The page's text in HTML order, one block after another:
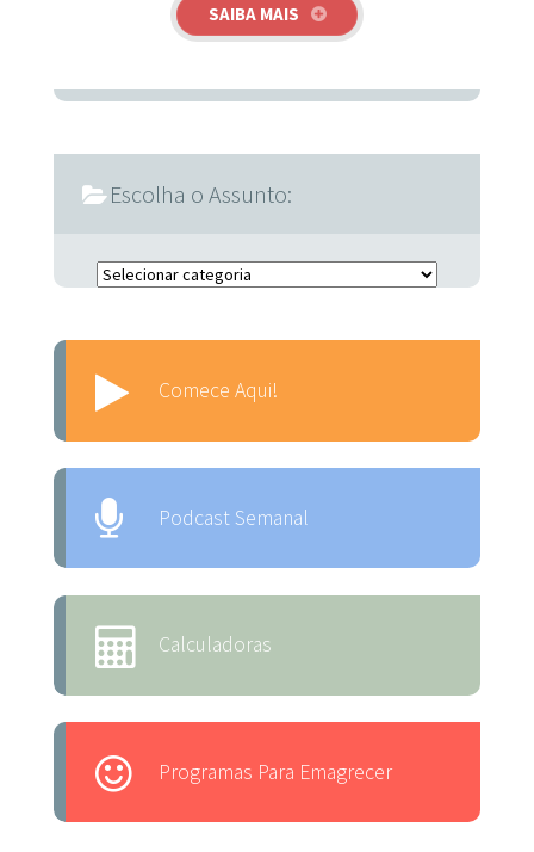
SAIBA MAIS
Escolha o Assunto:
Escolha o Assunto:
Comece Aqui!
Podcast Semanal
Calculadoras
Programas Para Emagrecer